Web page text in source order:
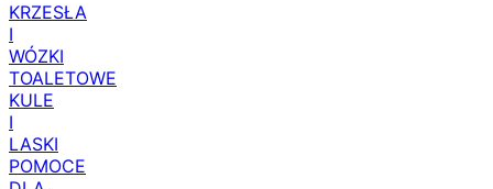
KRZESŁA
I
WÓZKI
TOALETOWE
KULE
I
LASKI
POMOCE